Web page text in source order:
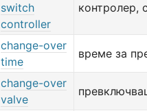
switch
controller
контролер,
change-over
time
време за
change-over
valve